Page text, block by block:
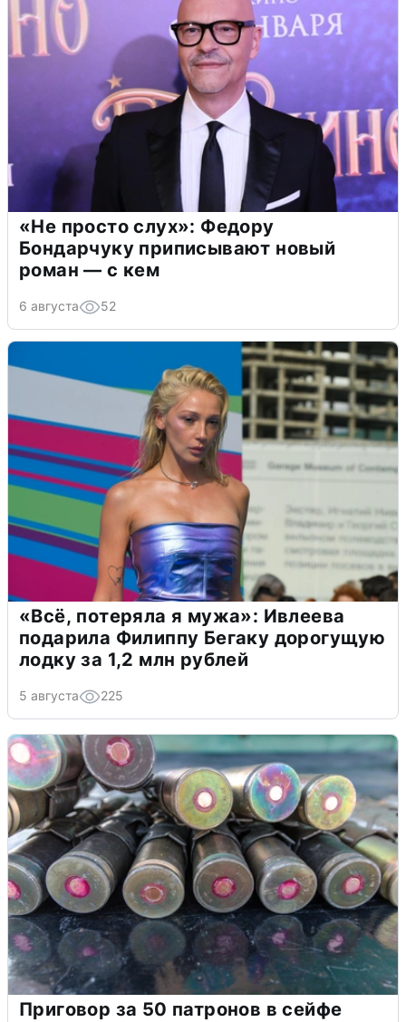
«Не просто слух»: Федору
Бондарчуку приписывают новый
роман — с кем
6 августа 52
«Всё, потеряла я мужа»: Ивлеева
подарила Филиппу Бегаку дорогущую
лодку за 1,2 млн рублей
5 августа 225
Приговор за 50 патронов в сейфе